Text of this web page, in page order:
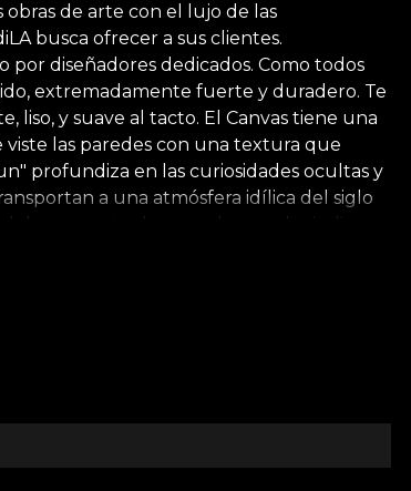
de arte con el lujo de las
busca ofrecer a sus clientes.
por diseñadores dedicados. Como todos
extremadamente fuerte y duradero. Te
liso, y suave al tacto. El Canvas tiene una
las paredes con una textura que
profundiza en las curiosidades ocultas y
a una atmósfera idílica del siglo
maestras de los artistas François
de un mundo ideal. *Por amor y respeto